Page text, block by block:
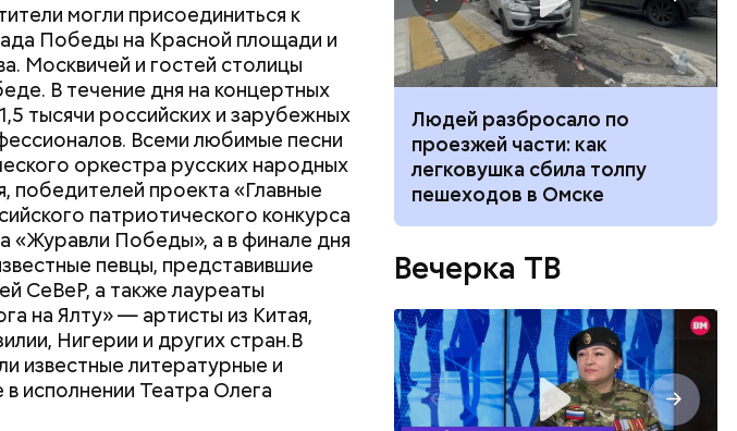
могли присоединиться к
Победы на Красной площади и
Москвичей и гостей столицы
В течение дня на концертных
тысячи российских и зарубежных
Всеми любимые песни
оркестра русских народных
победителей проекта «Главные
патриотического конкурса
«Журавли Победы», а в финале дня
певцы, представившие
СеВеР, а также лауреаты
на Ялту» — артисты из Китая,
Нигерии и других стран.В
известные литературные и
исполнении Театра Олега
которые уже обновили,
площадки, нежели
на разных площадках, в том
воссозданы квартиры Лили Брик
1940-х с полуразрушенными
еще увидели самый большой
Вода за 10 тысяч: поможет ли
японский напиток сбросить
лишний вес
Людей разбросало по
проезжей части: как
легковушка сбила толпу
пешеходов в Омске
Вечерка ТВ